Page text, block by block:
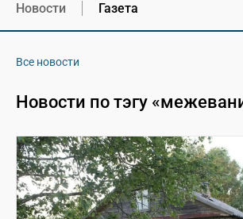
Новости Газета
Все новости
Новости по тэгу